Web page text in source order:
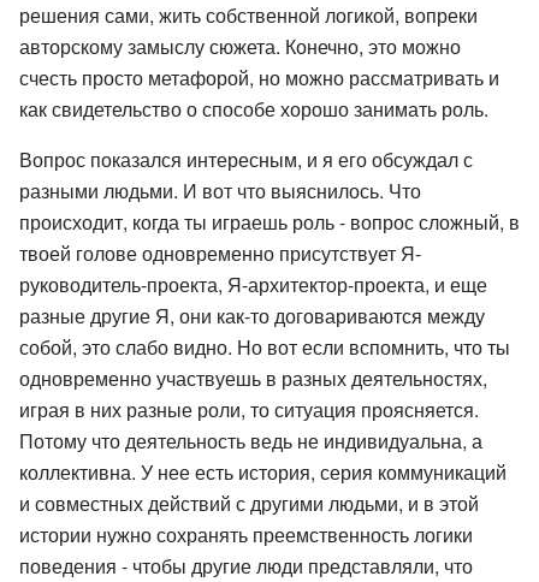
решения сами, жить собственной логикой, вопреки
авторскому замыслу сюжета. Конечно, это можно
счесть просто метафорой, но можно рассматривать и
как свидетельство о способе хорошо занимать роль.
Вопрос показался интересным, и я его обсуждал с
разными людьми. И вот что выяснилось. Что
происходит, когда ты играешь роль - вопрос сложный, в
твоей голове одновременно присутствует Я-
руководитель-проекта, Я-архитектор-проекта, и еще
разные другие Я, они как-то договариваются между
собой, это слабо видно. Но вот если вспомнить, что ты
одновременно участвуешь в разных деятельностях,
играя в них разные роли, то ситуация проясняется.
Потому что деятельность ведь не индивидуальна, а
коллективна. У нее есть история, серия коммуникаций
и совместных действий с другими людьми, и в этой
истории нужно сохранять преемственность логики
поведения - чтобы другие люди представляли, что